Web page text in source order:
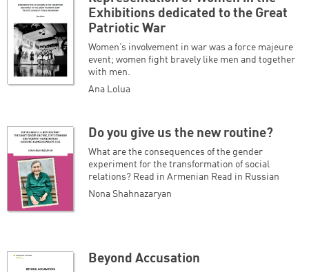
Exhibitions dedicated to the Great
Patriotic War
Women’s involvement in war was a force majeure
event; women fight bravely like men and together
with men.
Ana Lolua
Do you give us the new routine?
What are the consequences of the gender
experiment for the transformation of social
relations? Read in Armenian Read in Russian
Nona Shahnazaryan
Beyond Accusation